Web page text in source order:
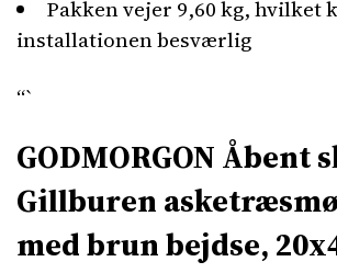
Pakken vejer 9,60 kg, hvilket
installationen besværlig
“`
GODMORGON Åbent
Gillburen
med brun bejdse,